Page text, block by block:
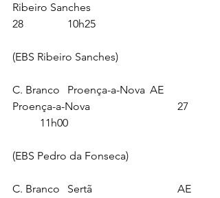
Ribeiro Sanches
28		10h25
(EBS Ribeiro Sanches)
C. Branco	Proença-a-Nova	AE
Proença-a-Nova 				27
	11h00
(EBS Pedro da Fonseca)
C. Branco	Sertã 			AE